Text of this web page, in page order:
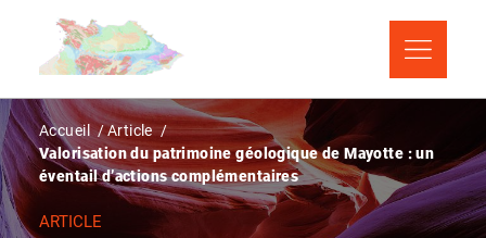
contenu
Fil
d'Ariane
Accueil
Article
Valorisation du patrimoine géologique de Mayotte : un
éventail d’actions complémentaires
ARTICLE